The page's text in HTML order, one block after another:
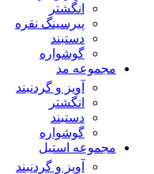
انگشتر
پیرسینگ نقره
دستبند
گوشواره
مجموعه مد
آویز و گردنبند
انگشتر
دستبند
گوشواره
مجموعه استیل
آویز و گردنبند